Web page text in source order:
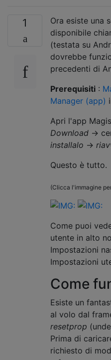
1 Ora esiste una
disponibile
(testata su
dovrebbe
precedenti di
Prerequisiti :
Manager (app)
Apri l'app
Download →
installalo →
Questo è tutto.
(Clicca l'immagine
Come puoi
utente in alto
Impostazioni
Impostazioni
Come
Esiste un
al volo dal
resetprop
Prima di
richiesto di